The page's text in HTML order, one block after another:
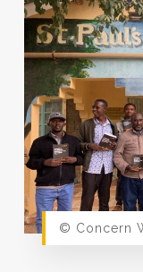
© Concern